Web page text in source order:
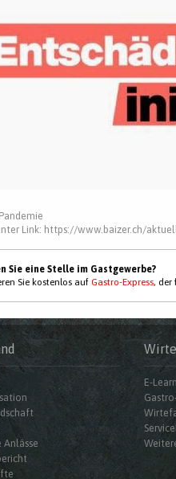
Pandemie
Link: https://www.baizer.ch/
Sie eine Stelle im Gastgewerbe?
Sie kostenlos auf Gastro-Express, der
Anlässe
E-